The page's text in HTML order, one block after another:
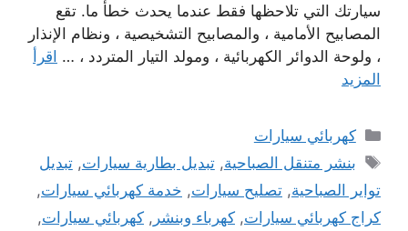
سيارتك التي تلاحظها فقط عندما يحدث خطأ ما. تقع
المصابيح الأمامية ، والمصابيح التشخيصية ، ونظام الإنذار
، ولوحة الدوائر الكهربائية ، ومولد التيار المتردد ، … اقرأ
المزيد
التصنيفات
كهربائي سيارات
الوسوم
بنشر متنقل الصباحية,تبديل بطارية سيارات,تبديل
تواير الصباحية, تصليح سيارات, خدمة كهربائي سيارات,
كراج كهربائي سيارات, كهرباء وبنشر , كهربائي سيارات,